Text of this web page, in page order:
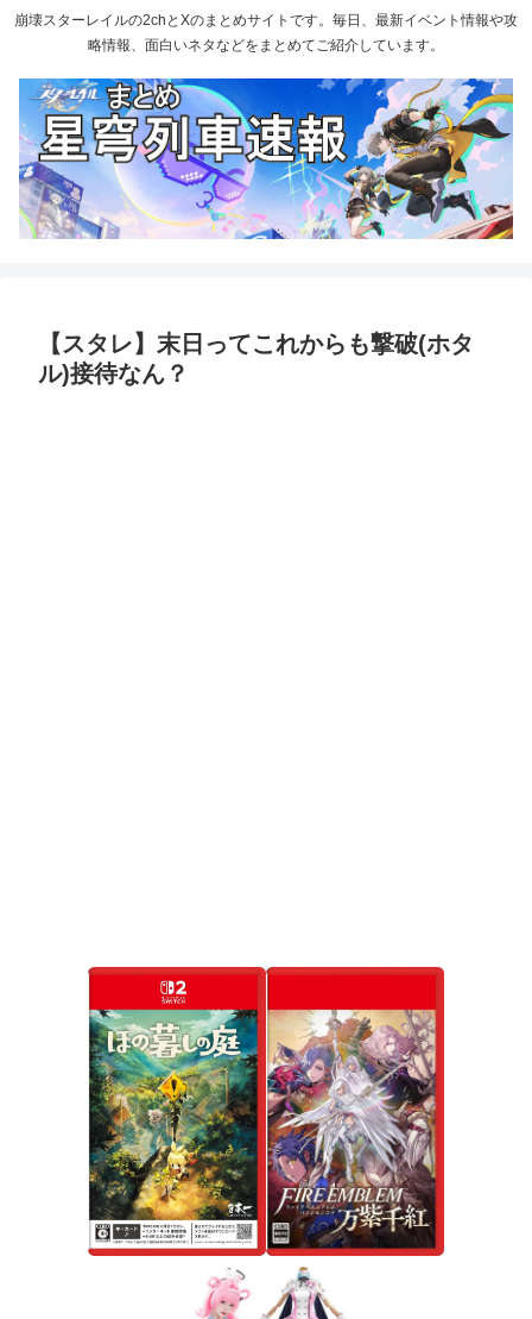
崩壊スターレイルの2chとXのまとめサイトです。毎日、最新イベント情報や攻
略情報、面白いネタなどをまとめてご紹介しています。
【スタレ】末日ってこれからも撃破(ホタ
ル)接待なん？